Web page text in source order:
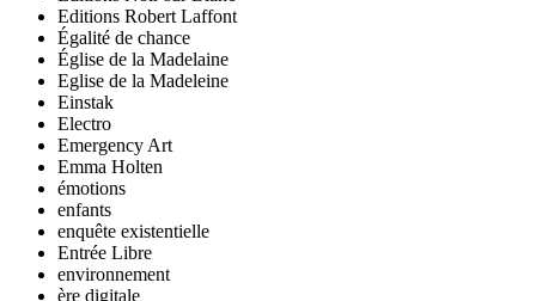
Editions Robert Laffont
Égalité de chance
Église de la Madelaine
Eglise de la Madeleine
Einstak
Electro
Emergency Art
Emma Holten
émotions
enfants
enquête existentielle
Entrée Libre
environnement
ère digitale